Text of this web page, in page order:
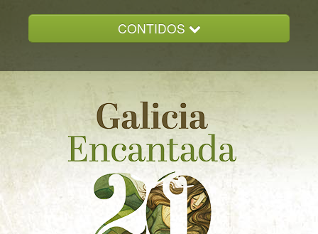
CONTIDOS
GALICIA ENCANTADA
DOCUMENTACION
NOVAS
CONTACTO